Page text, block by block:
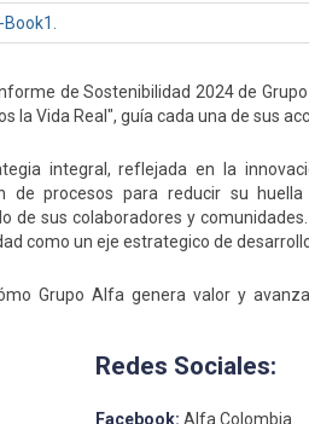
de Sostenibilidad 2024 de
la Vida Real", guía cada una de sus
integral, reflejada en la
de procesos para reducir su
de sus colaboradores y
como un eje estrategico de
Grupo Alfa genera valor y
Redes Sociales:
Facebook: Alfa Colombia